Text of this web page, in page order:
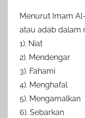
Menurut Imam
atau adab dalam
1). Niat
2). Mendengar
3). Fahami
4). Menghafal
5). Mengamalkan
6). Sebarkan